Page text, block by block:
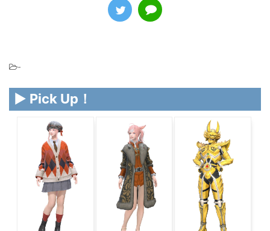
-
▶ Pick Up！